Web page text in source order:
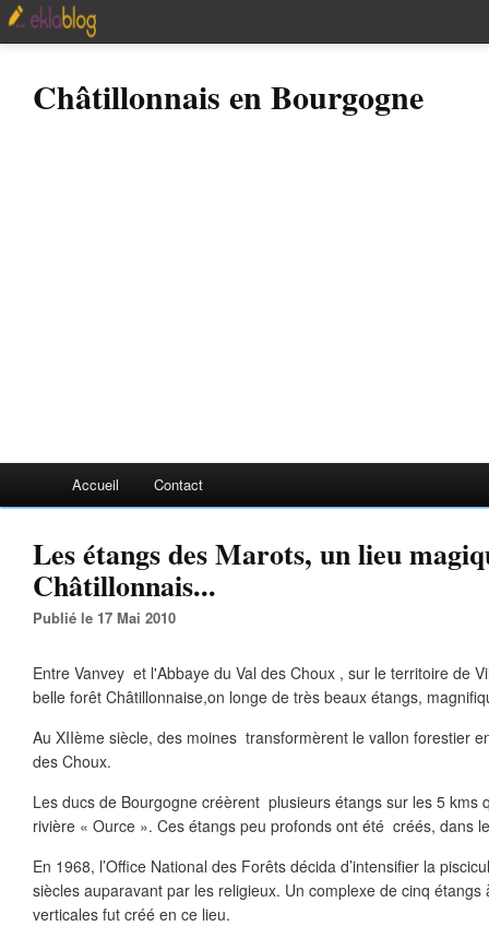
Châtillonnais en Bourgogne
Accueil Contact
Les étangs des Marots, un lieu
Châtillonnais...
Publié le 17 Mai 2010
Entre Vanvey et l'Abbaye du Val des Choux , sur le territoire de
belle forêt Châtillonnaise,on longe de très beaux étangs,
Au XIIème siècle, des moines transformèrent le vallon forestier
des Choux.
Les ducs de Bourgogne créèrent plusieurs étangs sur les 5 kms
rivière « Ource ». Ces étangs peu profonds ont été créés, dans
En 1968, l’Office National des Forêts décida d’intensifier la
siècles auparavant par les religieux. Un complexe de cinq
verticales fut créé en ce lieu.